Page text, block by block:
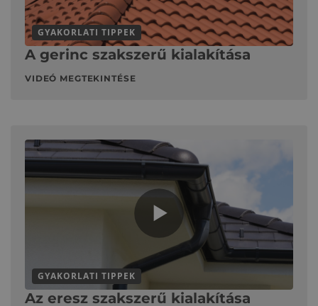
GYAKORLATI TIPPEK
A gerinc szakszerű kialakítása
VIDEÓ MEGTEKINTÉSE
GYAKORLATI TIPPEK
Az eresz szakszerű kialakítása